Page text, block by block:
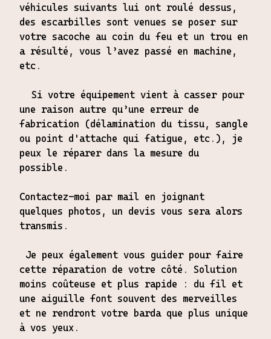
véhicules suivants lui ont roulé dessus,
des escarbilles sont venues se poser sur
votre sacoche au coin du feu et un trou en
a résulté, vous l’avez passé en machine,
etc.
Si votre équipement vient à casser pour
une raison autre qu’une erreur de
fabrication (délamination du tissu, sangle
ou point d'attache qui fatigue, etc.), je
peux le réparer dans la mesure du
possible.
Contactez-moi par mail en joignant
quelques photos, un devis vous sera alors
transmis.
Je peux également vous guider pour faire
cette réparation de votre côté. Solution
moins coûteuse et plus rapide : du fil et
une aiguille font souvent des merveilles
et ne rendront votre barda que plus unique
à vos yeux.